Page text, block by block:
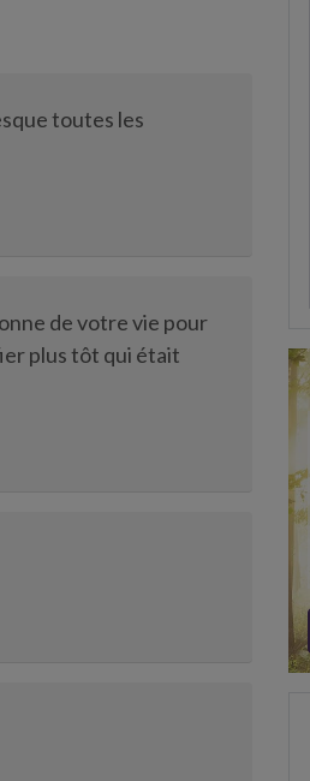
toutes les
de votre vie pour
plus tôt qui était